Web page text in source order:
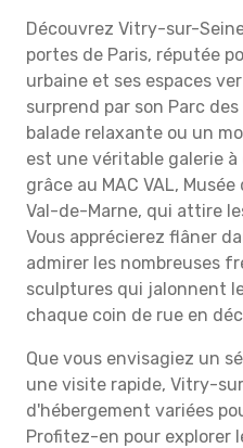
Découvrez Vitry-sur-
portes de Paris, réputée
urbaine et ses espaces
surprend par son Parc
balade relaxante ou un
est une véritable galerie
grâce au MAC VAL,
Val-de-Marne, qui attire
Vous apprécierez flâner
admirer les nombreuses
sculptures qui jalonnent
chaque coin de rue en
Que vous envisagiez un
une visite rapide, Vitry-
d'hébergement variées
Profitez-en pour explorer